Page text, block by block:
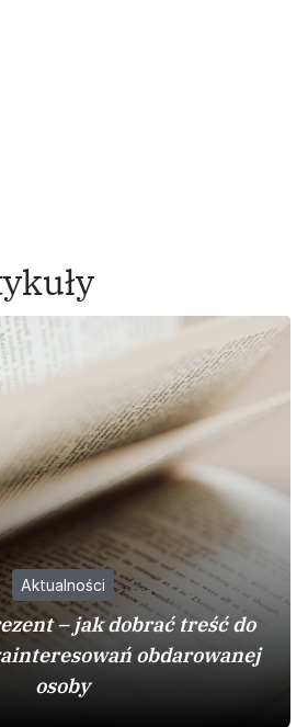
Aktualności
– jak dobrać treść do
obdarowanej
osoby